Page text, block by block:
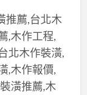
推薦,台北木
,木作工程,
北木作裝潢,
,木作報價,
潢推薦,木